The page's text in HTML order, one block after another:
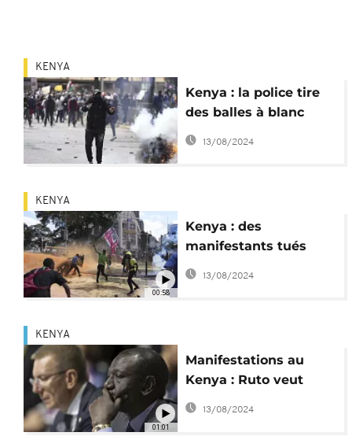
KENYA
Kenya : la police tire
des balles à blanc
pour disperser des
manifestants
13/08/2024
00:58
KENYA
Kenya : des
manifestants tués
dans la prise d'assaut
13/08/2024
01:01
KENYA
Manifestations au
Kenya : Ruto veut
"dialoguer" sur la
13/08/2024